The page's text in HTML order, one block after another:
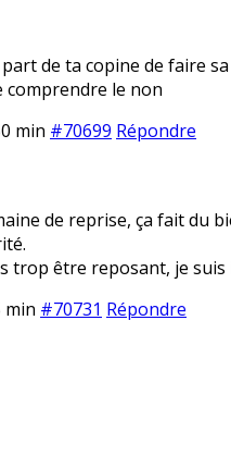
de ta copine de faire
comprendre le non
min #70699 Répondre
de reprise, ça fait du
trop être reposant, je suis
min #70731 Répondre